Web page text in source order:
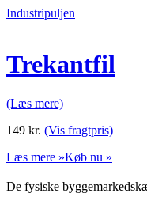
Industripuljen
Trekantfil
(Læs mere)
149 kr. (Vis fragtpris)
Læs mere »Køb nu »
De fysiske